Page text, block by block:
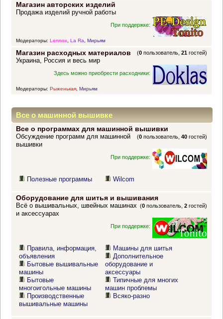
Магазин авторских изделий
Продажа изделий ручной работы
При поддержке:
Модераторы: Lennox, La Ra, Мирьям
Магазин расходных материалов (0 пользователь,21 гостей)
Украина, Россия и весь мир
Здесь можно приобрести расходники:
Модераторы: Рыженькая, Мирьям
Все о машинной вышивке
Все о программах для машинной вышивки
(0 пользователь,40 гостей)
Обсуждение программ для машинной
вышивки
При поддержке:
Полезные программы Wilcom
Оборудование для шитья и вышивания
(0 пользователь,2 гостей)
Всё о вышивальных, швейных машинах
и аксессуарах
При поддержке:
Правила, информация,
объявления
Бытовые вышивальные
машины
Бытовые
многоигольные машины
Производственные
вышивальные машины
Машины для шитья
Дополнительное
оборудование и
аксессуары
Типичные для многих
машин проблемы
Всяко-разно